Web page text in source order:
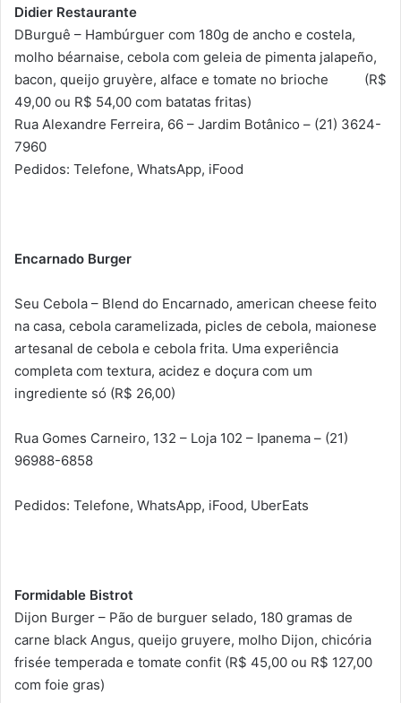
Didier Restaurante
DBurguê – Hambúrguer com 180g de ancho e costela,
molho béarnaise, cebola com geleia de pimenta jalapeño,
bacon, queijo gruyère, alface e tomate no brioche (R$
49,00 ou R$ 54,00 com batatas fritas)
Rua Alexandre Ferreira, 66 – Jardim Botânico – (21) 3624-
7960
Pedidos: Telefone, WhatsApp, iFood
Encarnado Burger
Seu Cebola – Blend do Encarnado, american cheese feito
na casa, cebola caramelizada, picles de cebola, maionese
artesanal de cebola e cebola frita. Uma experiência
completa com textura, acidez e doçura com um
ingrediente só (R$ 26,00)
Rua Gomes Carneiro, 132 – Loja 102 – Ipanema – (21)
96988-6858
Pedidos: Telefone, WhatsApp, iFood, UberEats
Formidable Bistrot
Dijon Burger – Pão de burguer selado, 180 gramas de
carne black Angus, queijo gruyere, molho Dijon, chicória
frisée temperada e tomate confit (R$ 45,00 ou R$ 127,00
com foie gras)